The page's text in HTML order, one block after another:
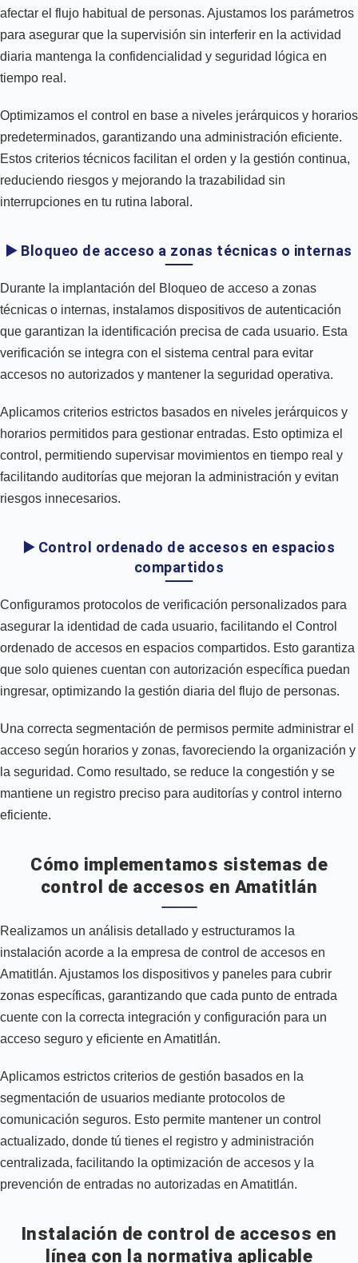
afectar el flujo habitual de personas. Ajustamos los parámetros
para asegurar que la supervisión sin interferir en la actividad
diaria mantenga la confidencialidad y seguridad lógica en
tiempo real.
Optimizamos el control en base a niveles jerárquicos y horarios
predeterminados, garantizando una administración eficiente.
Estos criterios técnicos facilitan el orden y la gestión continua,
reduciendo riesgos y mejorando la trazabilidad sin
interrupciones en tu rutina laboral.
▶️ Bloqueo de acceso a zonas técnicas o internas
Durante la implantación del Bloqueo de acceso a zonas
técnicas o internas, instalamos dispositivos de autenticación
que garantizan la identificación precisa de cada usuario. Esta
verificación se integra con el sistema central para evitar
accesos no autorizados y mantener la seguridad operativa.
Aplicamos criterios estrictos basados en niveles jerárquicos y
horarios permitidos para gestionar entradas. Esto optimiza el
control, permitiendo supervisar movimientos en tiempo real y
facilitando auditorías que mejoran la administración y evitan
riesgos innecesarios.
▶️ Control ordenado de accesos en espacios
compartidos
Configuramos protocolos de verificación personalizados para
asegurar la identidad de cada usuario, facilitando el Control
ordenado de accesos en espacios compartidos. Esto garantiza
que solo quienes cuentan con autorización específica puedan
ingresar, optimizando la gestión diaria del flujo de personas.
Una correcta segmentación de permisos permite administrar el
acceso según horarios y zonas, favoreciendo la organización y
la seguridad. Como resultado, se reduce la congestión y se
mantiene un registro preciso para auditorías y control interno
eficiente.
Cómo implementamos sistemas de
control de accesos en Amatitlán
Realizamos un análisis detallado y estructuramos la
instalación acorde a la empresa de control de accesos en
Amatitlán. Ajustamos los dispositivos y paneles para cubrir
zonas específicas, garantizando que cada punto de entrada
cuente con la correcta integración y configuración para un
acceso seguro y eficiente en Amatitlán.
Aplicamos estrictos criterios de gestión basados en la
segmentación de usuarios mediante protocolos de
comunicación seguros. Esto permite mantener un control
actualizado, donde tú tienes el registro y administración
centralizada, facilitando la optimización de accesos y la
prevención de entradas no autorizadas en Amatitlán.
Instalación de control de accesos en
línea con la normativa aplicable